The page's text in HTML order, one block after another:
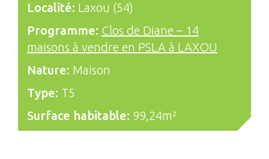
Localité: Laxou (54)
Programme: Clos de Diane – 14
maisons à vendre en PSLA à LAXOU
Nature: Maison
Type: T5
Surface habitable: 99,24m²